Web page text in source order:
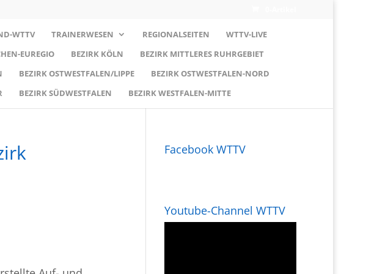
WTTV TRAINERWESEN REGIONALSEITEN
WTTV-LIVE
EUREGIO BEZIRK KÖLN
BEZIRK MITTLERES RUHRGEBIET
BEZIRK OSTWESTFALEN/LIPPE
BEZIRK OSTWESTFALEN-NORD
BEZIRK SÜDWESTFALEN BEZIRK WESTFALEN-MITTE
Facebook WTTV
Youtube-Channel WTTV